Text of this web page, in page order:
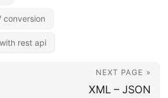
conversion
rest api
NEXT PAGE »
XML – JSON